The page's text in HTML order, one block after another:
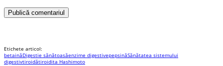
Publică comentariul
Etichete articol:
betainăDigestie sănătoasăenzime digestivepepsinăSănătatea sistemului
digestivtiroidătiroidita Hashimoto